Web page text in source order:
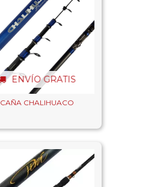
ENVÍO GRATIS
CAÑA CHALIHUACO